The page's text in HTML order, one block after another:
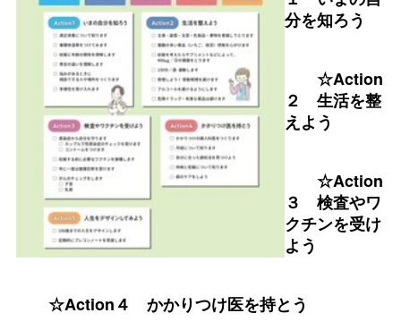
分を知ろう
☆Action
２ 生活を整
えよう
☆Action
３ 検査やワ
クチンを受け
よう
☆Action４ かかりつけ医を持とう